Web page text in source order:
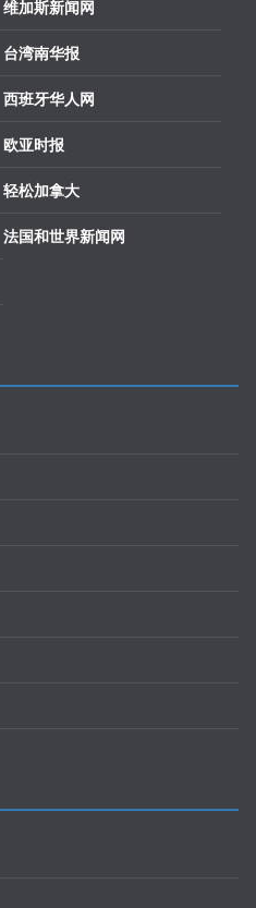
维加斯新闻网
台湾南华报
西班牙华人网
欧亚时报
轻松加拿大
法国和世界新闻网